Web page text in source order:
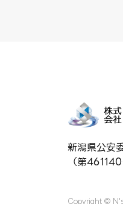
新潟県公安
（第
Copyright © N's